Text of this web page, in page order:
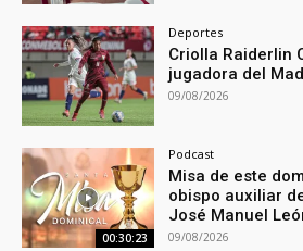
Deportes
Criolla Raiderlin
jugadora del
09/08/2026
00:30:23
Podcast
Misa de este
obispo auxiliar
José Manuel
09/08/2026